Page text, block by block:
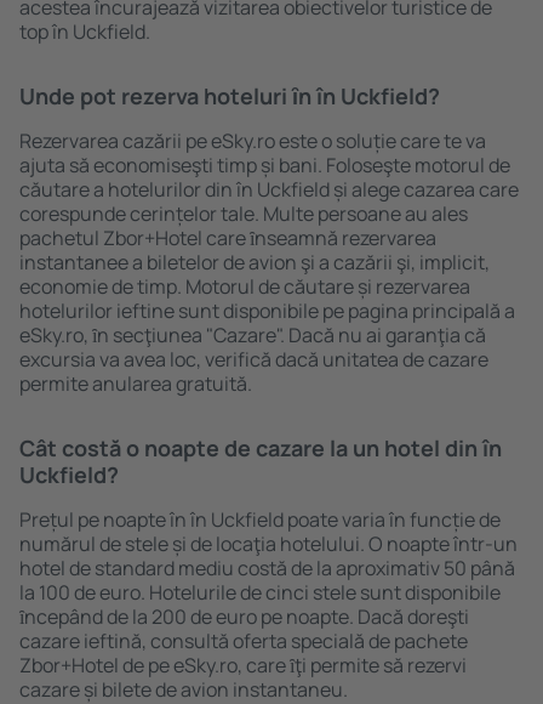
acestea încurajează vizitarea obiectivelor turistice de
top în Uckfield.
Unde pot rezerva hoteluri ȋn în Uckfield?
Rezervarea cazării pe eSky.ro este o soluție care te va
ajuta să economiseşti timp și bani. Foloseşte motorul de
căutare a hotelurilor din în Uckfield și alege cazarea care
corespunde cerințelor tale. Multe persoane au ales
pachetul Zbor+Hotel care ȋnseamnă rezervarea
instantanee a biletelor de avion şi a cazării şi, implicit,
economie de timp. Motorul de căutare și rezervarea
hotelurilor ieftine sunt disponibile pe pagina principală a
eSky.ro, ȋn secţiunea "Cazare". Dacă nu ai garanţia că
excursia va avea loc, verifică dacă unitatea de cazare
permite anularea gratuită.
Cât costă o noapte de cazare la un hotel din în
Uckfield?
Prețul pe noapte în în Uckfield poate varia în funcție de
numărul de stele și de locaţia hotelului. O noapte într-un
hotel de standard mediu costă de la aproximativ 50 până
la 100 de euro. Hotelurile de cinci stele sunt disponibile
ȋncepând de la 200 de euro pe noapte. Dacă doreşti
cazare ieftină, consultă oferta specială de pachete
Zbor+Hotel de pe eSky.ro, care ȋţi permite să rezervi
cazare și bilete de avion instantaneu.